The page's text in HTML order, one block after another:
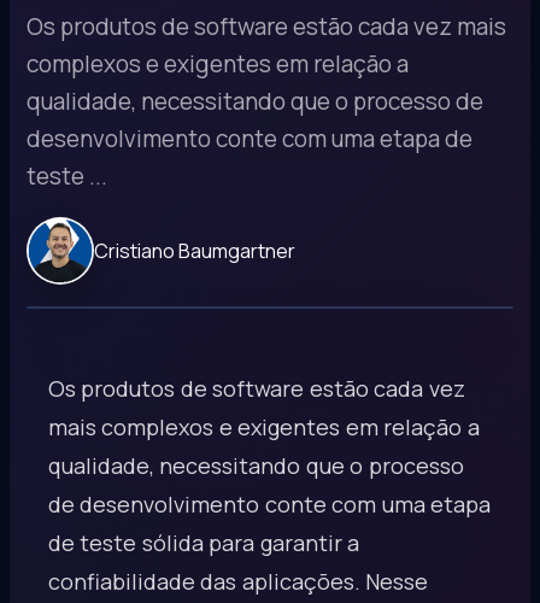
Os produtos de software estão cada vez mais
complexos e exigentes em relação a
qualidade, necessitando que o processo de
desenvolvimento conte com uma etapa de
teste ...
Cristiano Baumgartner
Os produtos de software estão cada vez
mais complexos e exigentes em relação a
qualidade, necessitando que o processo
de desenvolvimento conte com uma etapa
de teste sólida para garantir a
confiabilidade das aplicações. Nesse